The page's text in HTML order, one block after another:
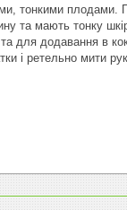
тонкими плодами.
та мають тонку
для додавання в
і ретельно мити